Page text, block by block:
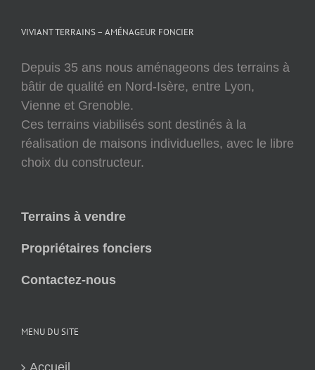
VIVIANT TERRAINS – AMÉNAGEUR FONCIER
Depuis 35 ans nous aménageons des terrains à
bâtir de qualité en Nord-Isère, entre Lyon,
Vienne et Grenoble.
Ces terrains viabilisés sont destinés à la
réalisation de maisons individuelles, avec le libre
choix du constructeur.
Terrains à vendre
Propriétaires fonciers
Contactez-nous
MENU DU SITE